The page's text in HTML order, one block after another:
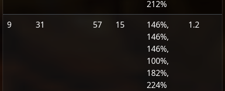
212%
9 31 57 15
146%,
146%,
146%,
100%,
182%,
224%
1.2